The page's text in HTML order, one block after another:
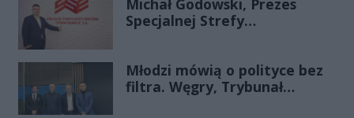
Michał Godowski, Prezes
Specjalnej Strefy
Porannej Rozmowy Radia
Rekord Świętokrzyskie
Młodzi mówią o polityce bez
filtra. Węgry, Trybunał